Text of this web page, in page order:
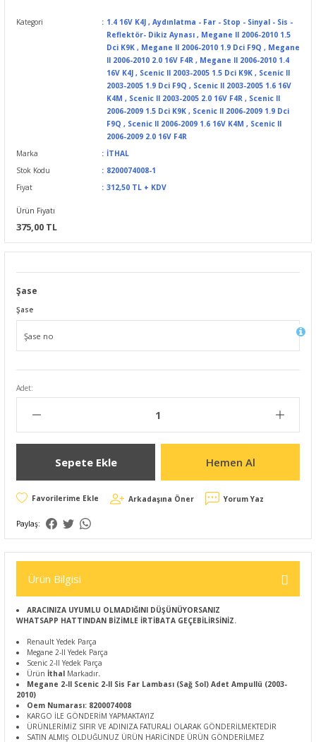
Kategori 1.4 16V K4J , Aydınlatma - Far - Stop - Sinyal - Sis -
Reflektör- Dikiz Aynası , Megane II 2006-2010 1.5
Dci K9K , Megane II 2006-2010 1.9 Dci F9Q , Megane
II 2006-2010 2.0 16V F4R , Megane II 2006-2010 1.4
16V K4J , Scenic II 2003-2005 1.5 Dci K9K , Scenic II
2003-2005 1.9 Dci F9Q , Scenic II 2003-2005 1.6 16V
K4M , Scenic II 2003-2005 2.0 16V F4R , Scenic II
2006-2009 1.5 Dci K9K , Scenic II 2006-2009 1.9 Dci
F9Q , Scenic II 2006-2009 1.6 16V K4M , Scenic II
2006-2009 2.0 16V F4R
Marka
İTHAL
Stok Kodu
8200074008-1
Fiyat
312,50 TL + KDV
Ürün Fiyatı
375,00 TL
Şase
Şase
Adet:
Sepete Ekle Hemen Al
Arkadaşına Öner Yorum Yaz
Paylaş:
Ürün Bilgisi
ARACINIZA UYUMLU OLMADIĞINI DÜŞÜNÜYORSANIZ
WHATSAPP HATTINDAN BİZİMLE İRTİBATA GEÇEBİLİRSİNİZ.
Renault Yedek Parça
Megane 2-II Yedek Parça
Scenic 2-II Yedek Parça
Ürün İthal Markadır.
Megane 2-II Scenic 2-II Sis Far Lambası (Sağ Sol) Adet Ampullü (2003-
2010)
Oem Numarası: 8200074008
KARGO İLE GÖNDERİM YAPMAKTAYIZ
ÜRÜNLERİMİZ SIFIR VE ADINIZA FATURALI OLARAK GÖNDERİLMEKTEDİR
SATIN ALMIŞ OLDUĞUNUZ ÜRÜN HARİCİNDE ÜRÜN GÖNDERİLMEZ